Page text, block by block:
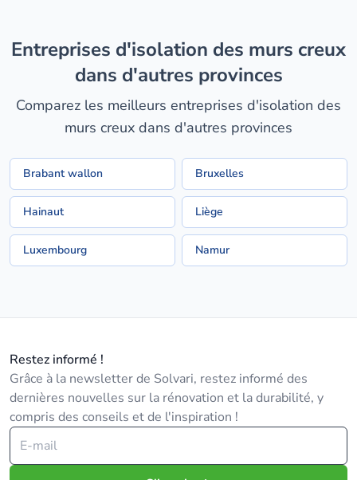
entreprises d'isolation des murs creux
dans d'autres provinces
Comparez les meilleurs entreprises d'isolation des
murs creux dans d'autres provinces
Brabant wallon Bruxelles
Hainaut Liège
Luxembourg Namur
Restez informé !
Grâce à la newsletter de Solvari, restez informé des
dernières nouvelles sur la rénovation et la durabilité, y
compris des conseils et de l'inspiration !